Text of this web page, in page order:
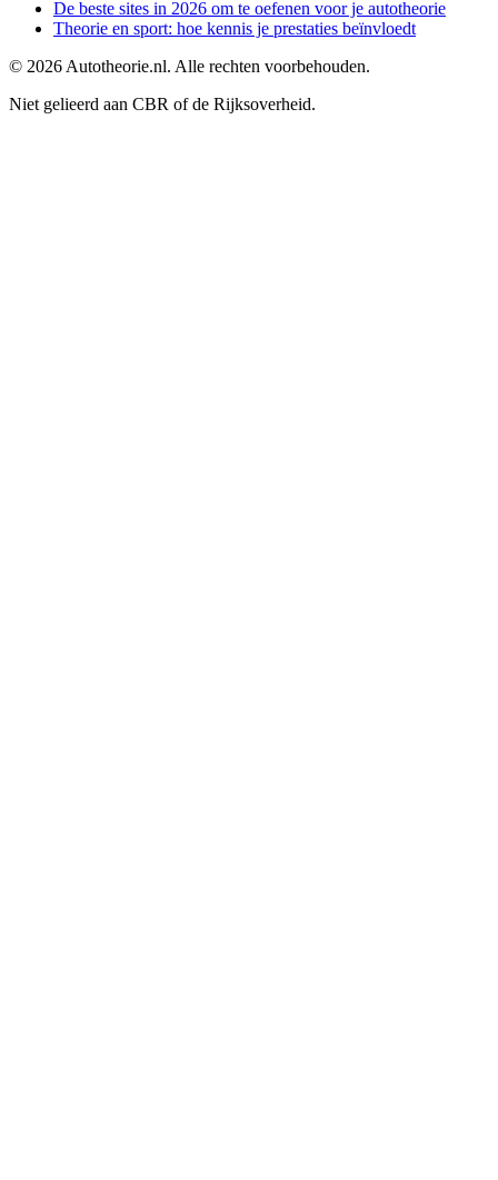
De beste sites in 2026 om te oefenen voor je autotheorie
Theorie en sport: hoe kennis je prestaties beïnvloedt
© 2026 Autotheorie.nl. Alle rechten voorbehouden.
Niet gelieerd aan CBR of de Rijksoverheid.